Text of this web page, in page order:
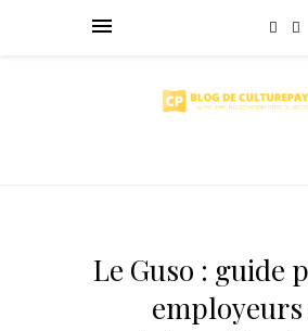
Le Guso : guide